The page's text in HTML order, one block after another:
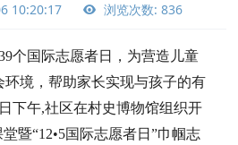
10:20:17 浏览次数: 836
个国际志愿者日，为营造儿童
境，帮助家长实现与孩子的有
下午,社区在村史博物馆组织开
暨“12•5国际志愿者日”巾帼志